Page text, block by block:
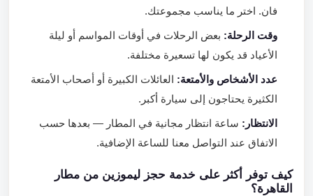
فان. اختر ما يناسب مجموعتك.
وقت الرحلة:بعض الرحلات في أوقات المواسم أو ليلة
الأعياد قد يكون لها تسعيرة مختلفة.
عدد الأشخاص والأمتعة:العائلات الكبيرة أو أصحاب الأمتعة
الكثيرة يحتاجون إلى سيارة أكبر.
الانتظار:ساعة انتظار مجانية في المطار — بعدها حسب
الاتفاق عند التواصل معنا للساعة الإضافية.
كيف توفر أكثر على خدمة حجز ليموزين من مطار
القاهرة؟